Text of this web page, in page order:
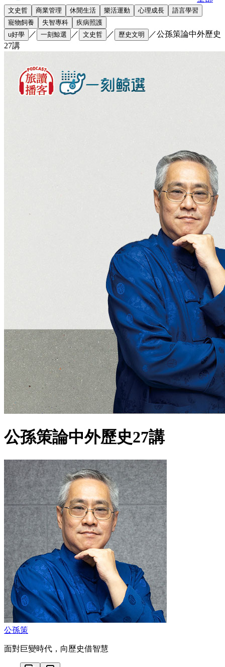
文史哲 商業管理 休閒生活 樂活運動 心理成長
語言學習
寵物飼養
失智專科
疾病照護
u好學
／ 一刻鯨選 ／ 文史哲 ／ 歷史文明 ／公孫策論中外歷史
27講
公孫策論中外歷史27講
公孫策
面對巨變時代，向歷史借智慧